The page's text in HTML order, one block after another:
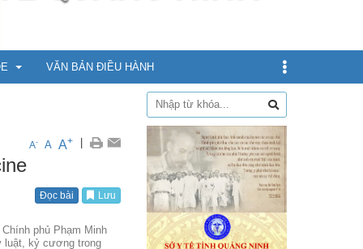
5 - dưới 12 tuổi
VĂN BẢN ĐIỀU HÀNH
A- A A+ |
Đọc bài Lưu
phủ Phạm Minh
luật, kỷ cương trong